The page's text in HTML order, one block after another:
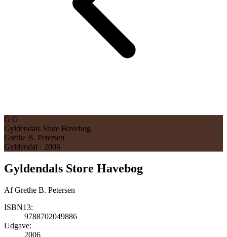
G G
Gyldendals Store Havebog
Grethe B. Petersen
Gyldendal · 2006
Gyldendals Store Havebog
AfGrethe B. Petersen
ISBN13:
9788702049886
Udgave:
2006